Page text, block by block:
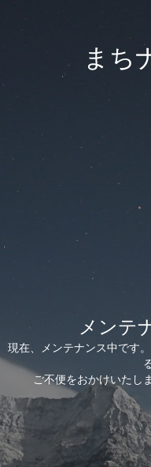
まち
メンテ
現在、メンテナンス中です
ご不便をおかけいたし